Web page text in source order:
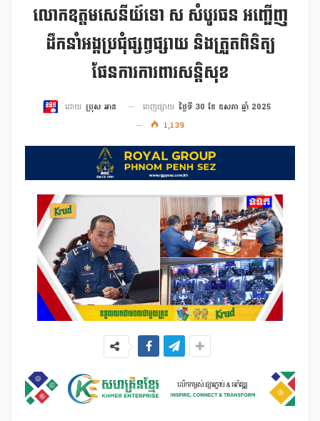
លោកឧត្តមសេនីយ៍ទោ ស សំបូរធន អញ្ជើញ
ដឹកនាំអង្គប្រជុំផ្សព្វផ្សាយ និងត្រួតពិនិត្យ
ផែនការការពារសន្តិសុខ
ដោយ ប្រុស អាន ចេញផ្សាយ ថ្ងៃទី 30 ខែ ឧសភា ឆ្នាំ 2025
1,139